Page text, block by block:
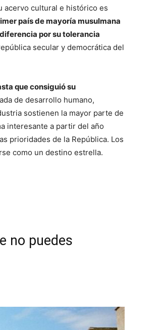
acervo cultural e histórico es
país de mayoría musulmana
por su tolerancia
secular y democrática del
que consiguió su
de desarrollo humano,
sostienen la mayor parte de
interesante a partir del año
prioridades de la República. Los
como un destino estrella.
no puedes